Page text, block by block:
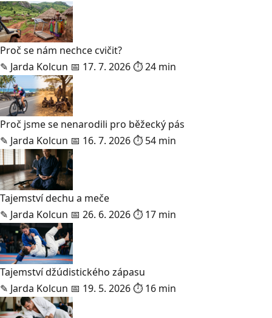
Proč se nám nechce cvičit?
✎ Jarda Kolcun 📅 17. 7. 2026⏱ 24 min
Proč jsme se nenarodili pro běžecký pás
✎ Jarda Kolcun 📅 16. 7. 2026⏱ 54 min
Tajemství dechu a meče
✎ Jarda Kolcun 📅 26. 6. 2026⏱ 17 min
Tajemství džúdistického zápasu
✎ Jarda Kolcun 📅 19. 5. 2026⏱ 16 min